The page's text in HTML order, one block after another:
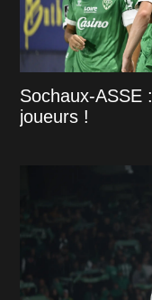
Sochaux-ASSE
joueurs !